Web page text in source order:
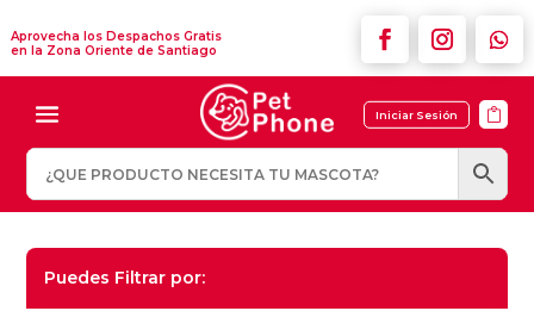
Aprovecha los Despachos Gratis
en la Zona Oriente de Santiago
Iniciar Sesión 
Puedes Filtrar por: